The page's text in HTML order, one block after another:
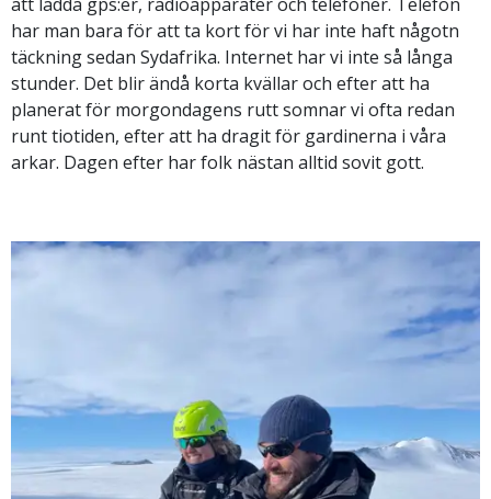
har man bara för att ta kort för vi har inte haft någotn
täckning sedan Sydafrika. Internet har vi inte så långa
stunder. Det blir ändå korta kvällar och efter att ha
planerat för morgondagens rutt somnar vi ofta redan
runt tiotiden, efter att ha dragit för gardinerna i våra
arkar. Dagen efter har folk nästan alltid sovit gott.